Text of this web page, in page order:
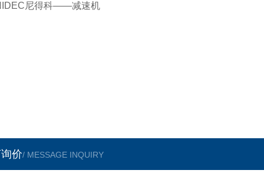
尼得科——减速机
价/ MESSAGE INQUIRY